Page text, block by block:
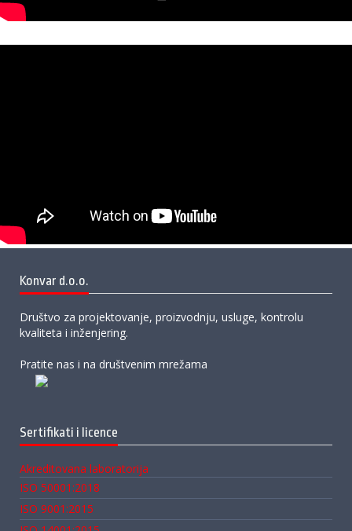
Konvar d.o.o.
Društvo za projektovanje, proizvodnju, usluge, kontrolu
kvaliteta i inženjering.
Pratite nas i na društvenim mrežama
Sertifikati i licence
Akreditovana laboratorija
ISO 50001:2018
ISO 9001:2015